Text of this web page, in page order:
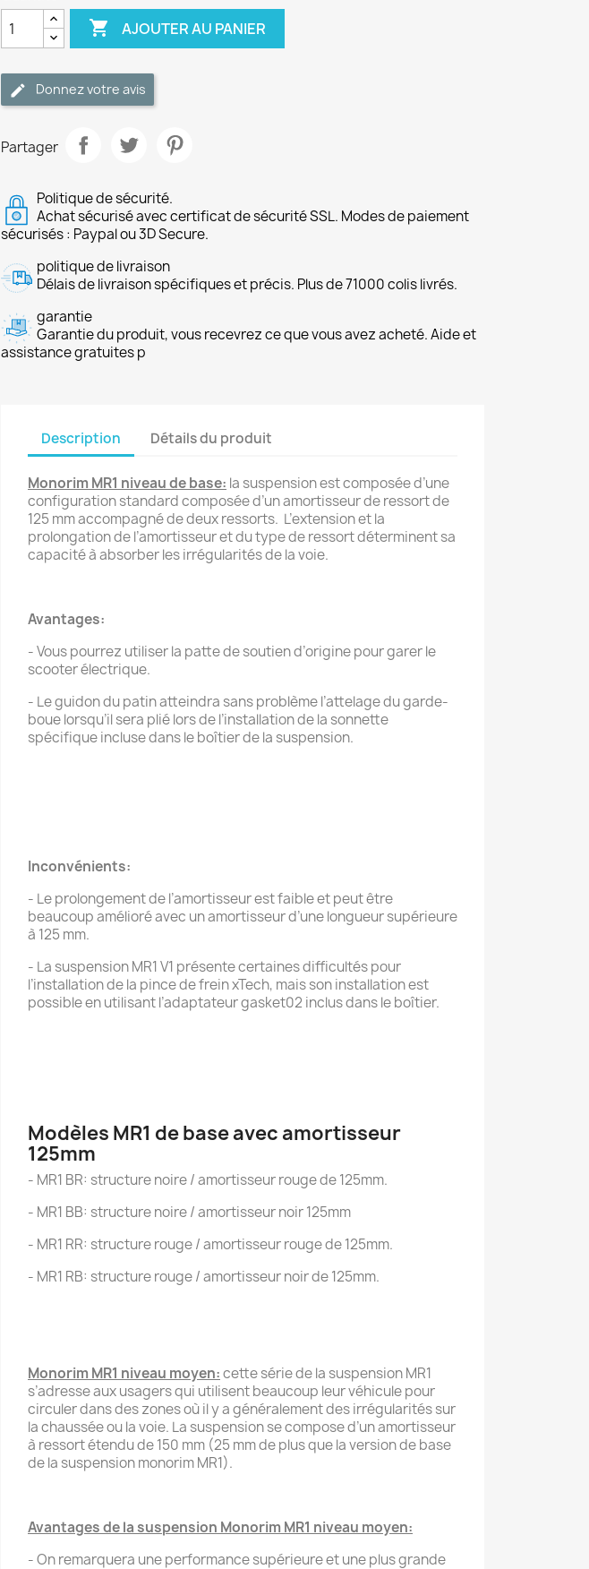
 AJOUTER AU PANIER
Donnez votre avis
Partager
Politique de sécurité.
Achat sécurisé avec certificat de sécurité SSL. Modes de paiement
sécurisés : Paypal ou 3D Secure.
politique de livraison
Délais de livraison spécifiques et précis. Plus de 71000 colis livrés.
garantie
Garantie du produit, vous recevrez ce que vous avez acheté. Aide et
assistance gratuites p
Description Détails du produit
Monorim MR1 niveau de base: la suspension est composée d’une
configuration standard composée d’un amortisseur de ressort de
125 mm accompagné de deux ressorts. L’extension et la
prolongation de l’amortisseur et du type de ressort déterminent sa
capacité à absorber les irrégularités de la voie.
Avantages:
- Vous pourrez utiliser la patte de soutien d’origine pour garer le
scooter électrique.
- Le guidon du patin atteindra sans problème l’attelage du garde-
boue lorsqu’il sera plié lors de l’installation de la sonnette
spécifique incluse dans le boîtier de la suspension.
Inconvénients:
- Le prolongement de l’amortisseur est faible et peut être
beaucoup amélioré avec un amortisseur d’une longueur supérieure
à 125 mm.
- La suspension MR1 V1 présente certaines difficultés pour
l’installation de la pince de frein xTech, mais son installation est
possible en utilisant l’adaptateur gasket02 inclus dans le boîtier.
Modèles MR1 de base avec amortisseur
125mm
- MR1 BR: structure noire / amortisseur rouge de 125mm.
- MR1 BB: structure noire / amortisseur noir 125mm
- MR1 RR: structure rouge / amortisseur rouge de 125mm.
- MR1 RB: structure rouge / amortisseur noir de 125mm.
Monorim MR1 niveau moyen:cette série de la suspension MR1
s’adresse aux usagers qui utilisent beaucoup leur véhicule pour
circuler dans des zones où il y a généralement des irrégularités sur
la chaussée ou la voie. La suspension se compose d’un amortisseur
à ressort étendu de 150 mm (25 mm de plus que la version de base
de la suspension monorim MR1).
Avantages de la suspension Monorim MR1 niveau moyen:
- On remarquera une performance supérieure et une plus grande